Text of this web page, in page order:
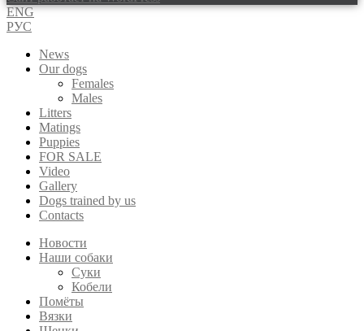
ENG
РУС
News
Our dogs
Females
Males
Litters
Matings
Puppies
FOR SALE
Video
Gallery
Dogs trained by us
Contacts
Новости
Наши собаки
Суки
Кобели
Помёты
Вязки